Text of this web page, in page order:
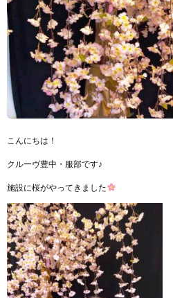
こんにちは！
クルーヴ豊中・服部です♪
施設に桜がやってきました